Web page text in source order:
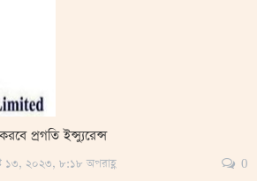
প্রগতি ইন্স্যুরেন্স
১৩, ২০২৩, ৮:১৮ অপরাহ্ণ 0